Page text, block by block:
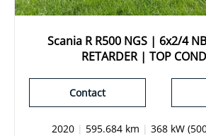
Scania R R500 NGS | 6x2/4
RETARDER | TOP
Contact
2020| 595.684 km | 368 kW